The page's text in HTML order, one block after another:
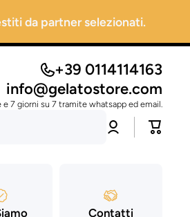
da partner selezionati.
+39 0114114163
info@gelatostore.com
7 giorni su 7 tramite whatsapp ed email.
Accedi Carrello
Contatti